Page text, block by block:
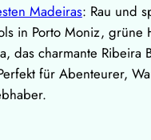
Madeiras: Rau und
in Porto Moniz, grüne
das charmante Ribeira
für Abenteurer,